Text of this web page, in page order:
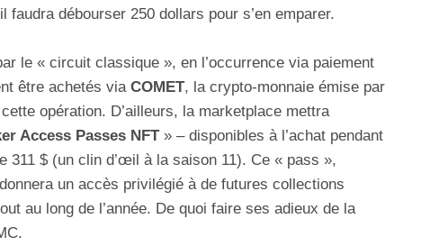
faudra débourser 250 dollars pour s’en emparer.
le « circuit classique », en l’occurrence via paiement
être achetés via COMET, la crypto-monnaie émise par
opération. D’ailleurs, la marketplace mettra
Access Passes NFT» – disponibles à l’achat pendant
311 $ (un clin d’œil à la saison 11). Ce « pass »,
un accès privilégié à de futures collections
au long de l’année. De quoi faire ses adieux de la